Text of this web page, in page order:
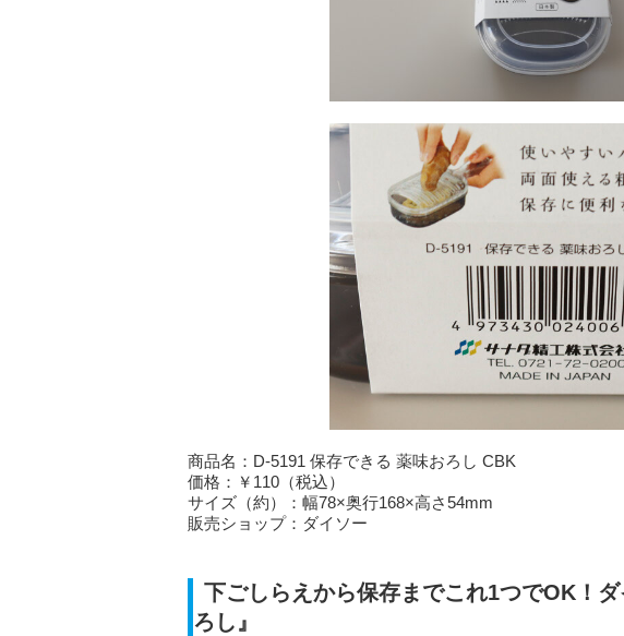
商品名：D-5191 保存できる 薬味おろし CBK
価格：￥110（税込）
サイズ（約）：幅78×奥行168×高さ54mm
販売ショップ：ダイソー
下ごしらえから保存までこれ1つでOK！
ろし』